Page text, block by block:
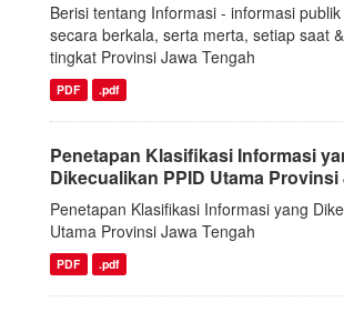
Berisi tentang Informasi - informasi
secara berkala, serta merta, setiap saat
tingkat Provinsi Jawa Tengah
PDF .pdf
Penetapan Klasifikasi Informasi
Dikecualikan PPID Utama Provinsi
Penetapan Klasifikasi Informasi yang
Utama Provinsi Jawa Tengah
PDF .pdf